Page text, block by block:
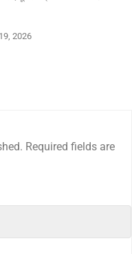
2026
Required fields are